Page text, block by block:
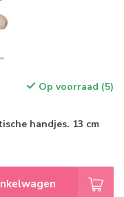
Op voorraad (5)
handjes. 13 cm